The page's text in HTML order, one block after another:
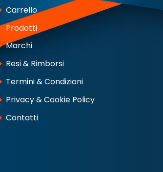
Carrello
Prodotti
Marchi
Resi & Rimborsi
Termini & Condizioni
Privacy & Cookie Policy
Contatti